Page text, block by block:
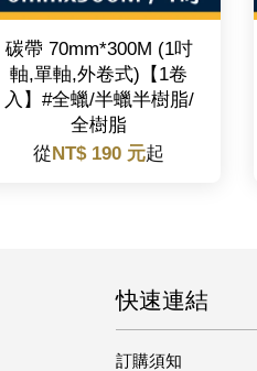
碳帶 70mm*300M (1吋
軸,單軸,外卷式)【1卷
入】#全蠟/半蠟半樹脂/
全樹脂
從NT$ 190 元起
快速連結
訂購須知